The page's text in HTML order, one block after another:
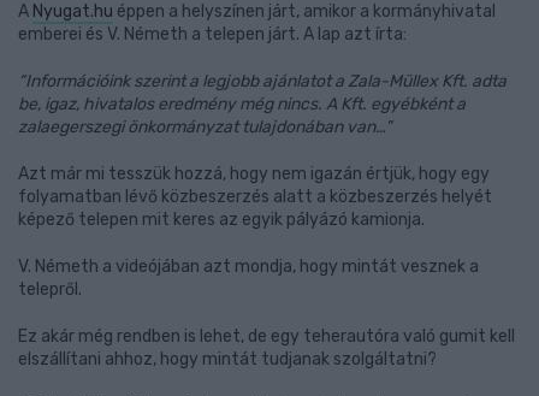
A Nyugat.hu éppen a helyszínen járt, amikor a kormányhivatal
emberei és V. Németh a telepen járt. A lap azt írta:
“Információink szerint a legjobb ajánlatot a Zala-Müllex Kft. adta
be, igaz, hivatalos eredmény még nincs. A Kft. egyébként a
zalaegerszegi önkormányzat tulajdonában van…”
Azt már mi tesszük hozzá, hogy nem igazán értjük, hogy egy
folyamatban lévő közbeszerzés alatt a közbeszerzés helyét
képező telepen mit keres az egyik pályázó kamionja.
V. Németh a videójában azt mondja, hogy mintát vesznek a
telepről.
Ez akár még rendben is lehet, de egy teherautóra való gumit kell
elszállítani ahhoz, hogy mintát tudjanak szolgáltatni?